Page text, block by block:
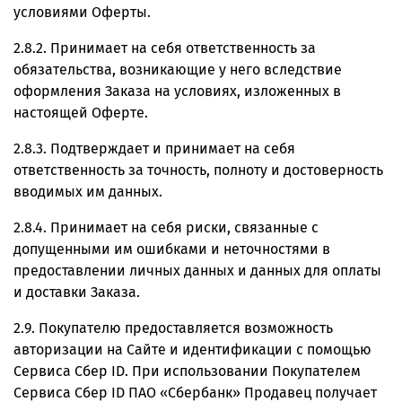
условиями Оферты.
2.8.2. Принимает на себя ответственность за
обязательства, возникающие у него вследствие
оформления Заказа на условиях, изложенных в
настоящей Оферте.
2.8.3. Подтверждает и принимает на себя
ответственность за точность, полноту и достоверность
вводимых им данных.
2.8.4. Принимает на себя риски, связанные с
допущенными им ошибками и неточностями в
предоставлении личных данных и данных для оплаты
и доставки Заказа.
2.9. Покупателю предоставляется возможность
авторизации на Сайте и идентификации с помощью
Сервиса Сбер ID. При использовании Покупателем
Сервиса Сбер ID ПАО «Сбербанк» Продавец получает